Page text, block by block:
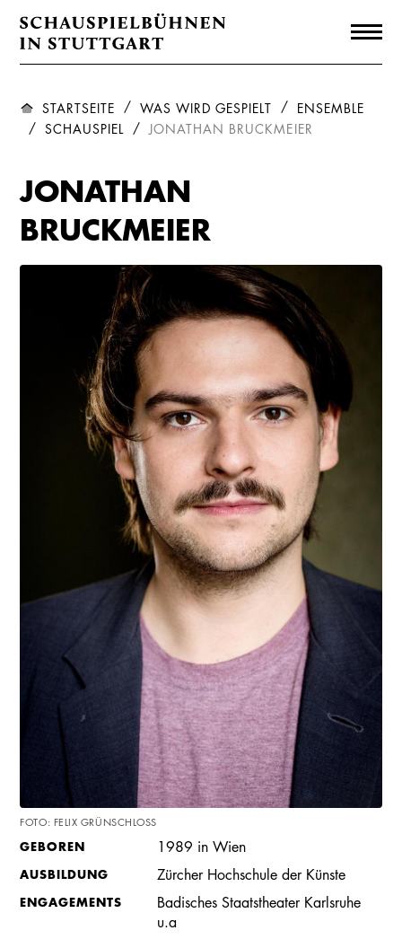
STARTSEITE WAS WIRD GESPIELT
ENSEMBLE
SCHAUSPIEL
JONATHAN BRUCKMEIER
JONATHAN
BRUCKMEIER
GEBOREN 1989 in Wien
AUSBILDUNG Zürcher Hochschule der Künste
ENGAGEMENTS
Badisches Staatstheater Karlsruhe
u.a
FOTO: FELIX GRÜNSCHLOSS